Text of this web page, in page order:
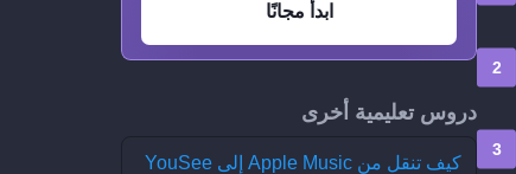
ابدأ مجانًا
دروس تعليمية أخرى
كيف تنقل من Apple Music إلى YouSee